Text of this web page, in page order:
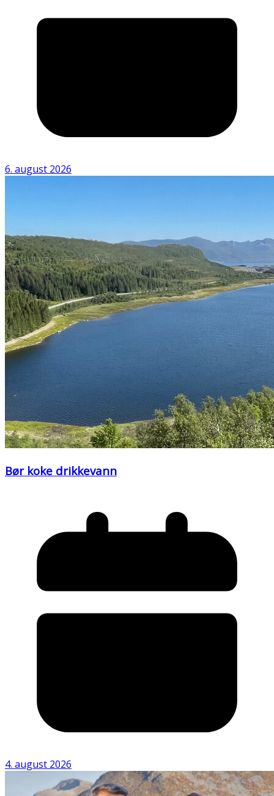
6. august 2026
Bør koke drikkevann
4. august 2026